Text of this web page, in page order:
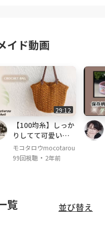
イド動画
29:12
【100均糸】しっか
りしてて可愛い模
様編みバッグの編
み方。かぎ針編み
モコタロウmocotarou
99回視聴・ 2年前
覧 並び替え